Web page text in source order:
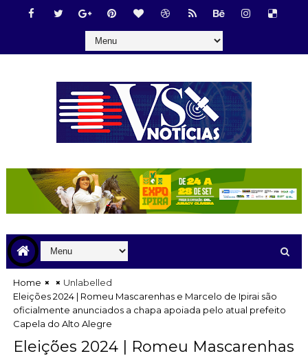
Home
Unlabelled
Eleições 2024 | Romeu Mascarenhas e Marcelo de Ipirai são
oficialmente anunciados a chapa apoiada pelo atual prefeito
Capela do Alto Alegre
Eleições 2024 | Romeu Mascarenhas